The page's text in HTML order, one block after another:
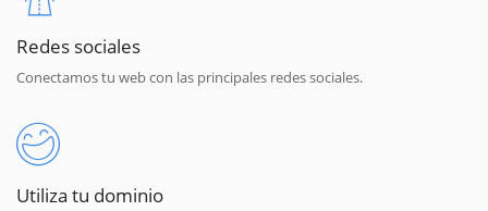
Redes sociales
Conectamos tu web con las principales redes sociales.
Utiliza tu dominio